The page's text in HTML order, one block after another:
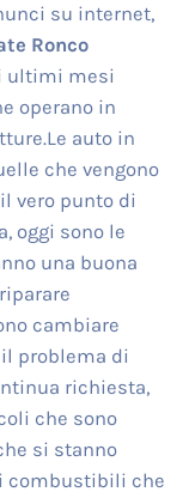
su internet,
Ronco
ultimi mesi
operano in
auto in
che vengono
vero punto di
oggi sono le
una buona
cambiare
il problema di
richiesta,
che sono
si stanno
combustibili che